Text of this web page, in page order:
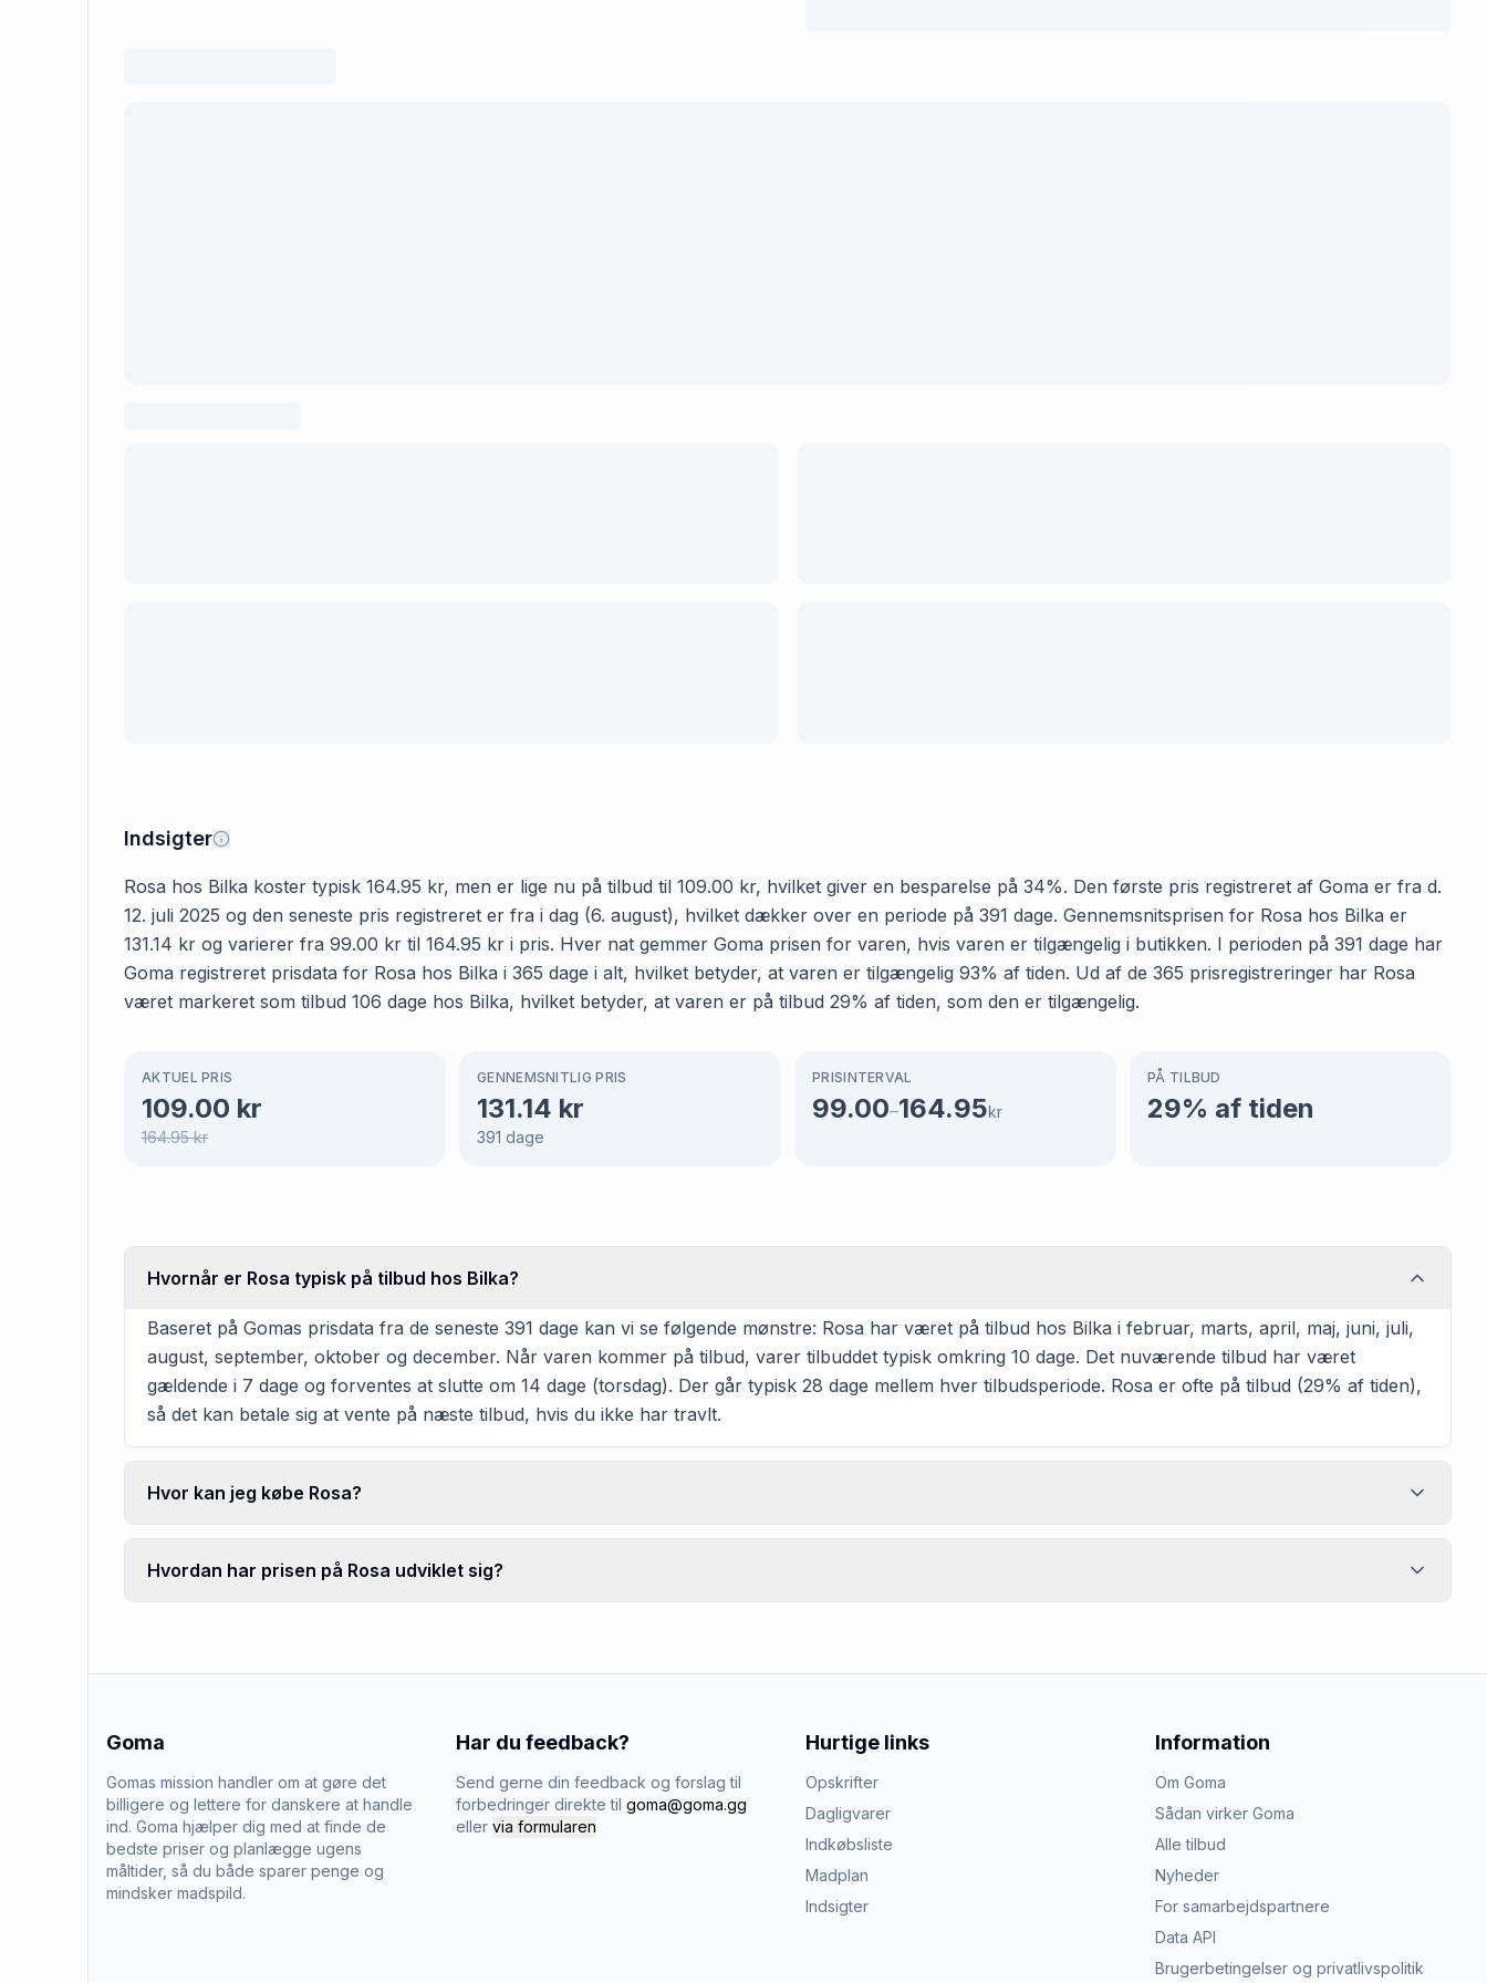
Indsigter
Rosa hos Bilka koster typisk 164.95 kr, men er lige nu på tilbud til 109.00 kr, hvilket giver en besparelse på 34%. Den første pris registreret af Goma er fra d.
12. juli 2025 og den seneste pris registreret er fra i dag (6. august), hvilket dækker over en periode på 391 dage. Gennemsnitsprisen for Rosa hos Bilka er
131.14 kr og varierer fra 99.00 kr til 164.95 kr i pris. Hver nat gemmer Goma prisen for varen, hvis varen er tilgængelig i butikken. I perioden på 391 dage har
Goma registreret prisdata for Rosa hos Bilka i 365 dage i alt, hvilket betyder, at varen er tilgængelig 93% af tiden. Ud af de 365 prisregistreringer har Rosa
været markeret som tilbud 106 dage hos Bilka, hvilket betyder, at varen er på tilbud 29% af tiden, som den er tilgængelig.
AKTUEL PRIS
109.00 kr
164.95kr
GENNEMSNITLIG PRIS
131.14 kr
391 dage
PRISINTERVAL
99.00–164.95kr
PÅ TILBUD
29% af tiden
Hvornår er Rosa typisk på tilbud hos Bilka?
Baseret på Gomas prisdata fra de seneste 391 dage kan vi se følgende mønstre: Rosa har været på tilbud hos Bilka i februar, marts, april, maj, juni, juli,
august, september, oktober og december. Når varen kommer på tilbud, varer tilbuddet typisk omkring 10 dage. Det nuværende tilbud har været
gældende i 7 dage og forventes at slutte om 14 dage (torsdag). Der går typisk 28 dage mellem hver tilbudsperiode. Rosa er ofte på tilbud (29% af tiden),
så det kan betale sig at vente på næste tilbud, hvis du ikke har travlt.
Hvor kan jeg købe Rosa?
Hvordan har prisen på Rosa udviklet sig?
Goma
Gomas mission handler om at gøre det
billigere og lettere for danskere at handle
ind. Goma hjælper dig med at finde de
bedste priser og planlægge ugens
måltider, så du både sparer penge og
mindsker madspild.
Har du feedback?
Send gerne din feedback og forslag til
forbedringer direkte til goma@goma.gg
eller via formularen
Hurtige links
Opskrifter
Dagligvarer
Indkøbsliste
Madplan
Indsigter
Information
Om Goma
Sådan virker Goma
Alle tilbud
Nyheder
For samarbejdspartnere
Data API
Brugerbetingelser og privatlivspolitik